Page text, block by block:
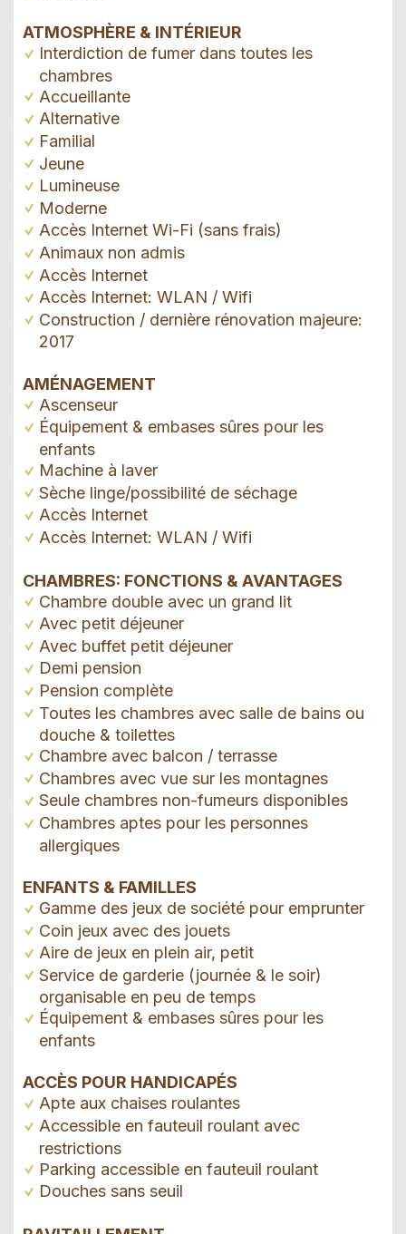
ATMOSPHÈRE & INTÉRIEUR
Interdiction de fumer dans toutes les
chambres
Accueillante
Alternative
Familial
Jeune
Lumineuse
Moderne
Accès Internet Wi-Fi (sans frais)
Animaux non admis
Accès Internet
Accès Internet: WLAN / Wifi
Construction / dernière rénovation majeure:
2017
AMÉNAGEMENT
Ascenseur
Équipement & embases sûres pour les
enfants
Machine à laver
Sèche linge/possibilité de séchage
Accès Internet
Accès Internet: WLAN / Wifi
CHAMBRES: FONCTIONS & AVANTAGES
Chambre double avec un grand lit
Avec petit déjeuner
Avec buffet petit déjeuner
Demi pension
Pension complète
Toutes les chambres avec salle de bains ou
douche & toilettes
Chambre avec balcon / terrasse
Chambres avec vue sur les montagnes
Seule chambres non-fumeurs disponibles
Chambres aptes pour les personnes
allergiques
ENFANTS & FAMILLES
Gamme des jeux de société pour emprunter
Coin jeux avec des jouets
Aire de jeux en plein air, petit
Service de garderie (journée & le soir)
organisable en peu de temps
Équipement & embases sûres pour les
enfants
ACCÈS POUR HANDICAPÉS
Apte aux chaises roulantes
Accessible en fauteuil roulant avec
restrictions
Parking accessible en fauteuil roulant
Douches sans seuil